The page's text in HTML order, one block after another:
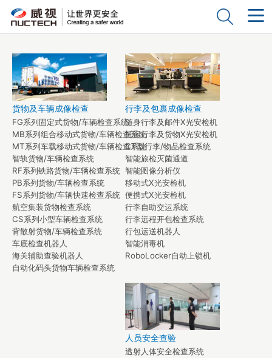
货物及车辆成像检查
FG系列固定式货物/车辆检查系统
MB系列组合移动式货物/车辆检查系统
MT系列车载移动式货物/车辆检查系统
智轨货物/车辆检查系统
RF系列铁路货物/车辆检查系统
PB系列货物/车辆检查系统
FS系列货物/车辆快速检查系统
航空集装货物检查系统
CS系列小型车辆检查系统
背散射货物/车辆检查系统
车底检查机器人
海关辅助查验机器人
自动化码头货物车辆检查系统
行李及包裹成像检查
随身行李及邮件X光安检机
托运行李及货物X光安检机
CT型行李/物品检查系统
智能旅检灭菌通道
智能图像分析仪
移动式X光安检机
便携式X光安检机
行李自助交运系统
行李远程开包检查系统
行包运送机器人
智能消毒机
RoboLocker自动上锁机
人员安全查验
透射人体安全检查系统